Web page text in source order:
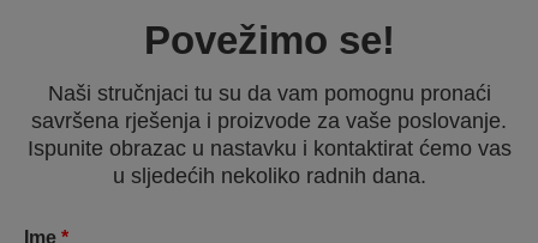
Povežimo se!
Naši stručnjaci tu su da vam pomognu pronaći
savršena rješenja i proizvode za vaše poslovanje.
Ispunite obrazac u nastavku i kontaktirat ćemo vas
u sljedećih nekoliko radnih dana.
Ime *